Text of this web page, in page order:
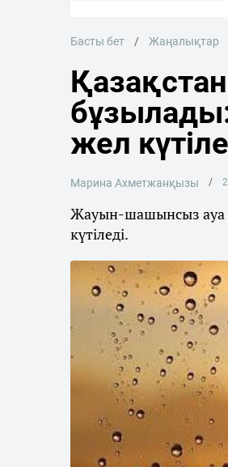
Басты бет Жаңалықтар
жел
Марина Ахметжанқызы
Жауын-шашынсыз ауа
күтіледі.